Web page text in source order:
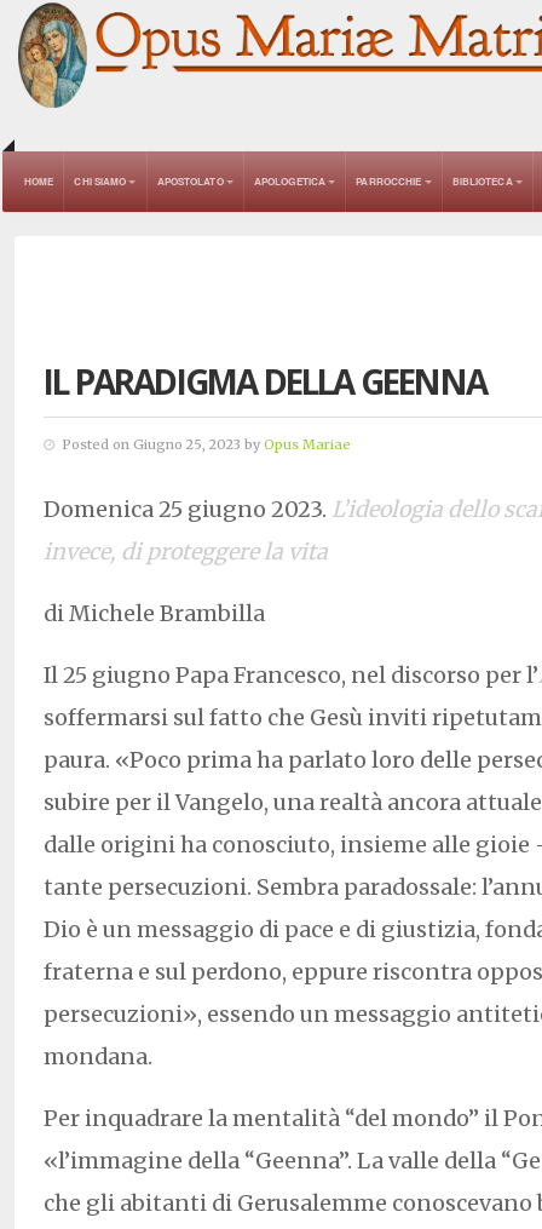
HOME CHI SIAMO APOSTOLATO APOLOGETICA PARROCCHIE BIBLIOTECA
IL PARADIGMA DELLA GEENNA
Posted on Giugno 25, 2023 by Opus Mariae
Domenica 25 giugno 2023. L’ideologia dello
invece, di proteggere la vita
di Michele Brambilla
Il 25 giugno Papa Francesco, nel discorso per l’
soffermarsi sul fatto che Gesù inviti
paura. «Poco prima ha parlato loro delle
subire per il Vangelo, una realtà ancora
dalle origini ha conosciuto, insieme alle gioie
tante persecuzioni. Sembra paradossale:
Dio è un messaggio di pace e di giustizia,
fraterna e sul perdono, eppure riscontra
persecuzioni», essendo un messaggio
mondana.
Per inquadrare la mentalità “del mondo” il
«l’immagine della “Geenna”. La valle della
che gli abitanti di Gerusalemme conoscevano